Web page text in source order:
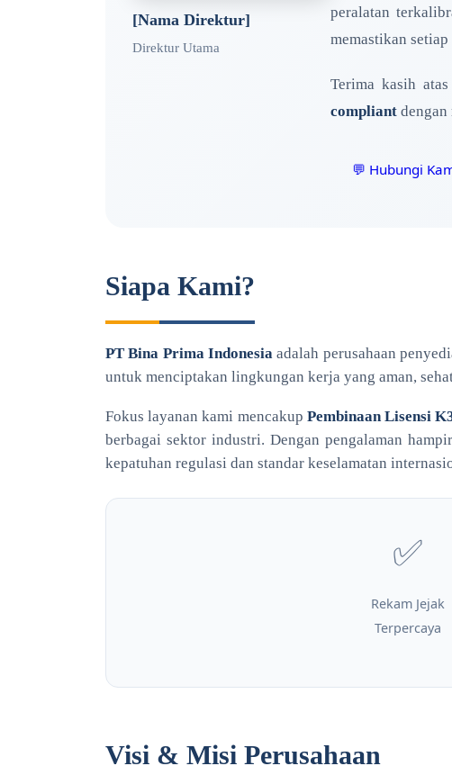
[Nama Direktur]
Direktur Utama
peralatan
memastikan
Terima kasih
compliant dengan
💬 Hubungi
Siapa Kami?
PT Bina Prima Indonesiaadalah perusahaan
untuk menciptakan lingkungan kerja yang aman,
Fokus layanan kami mencakup Pembinaan Lisensi
berbagai sektor industri. Dengan pengalaman
kepatuhan regulasi dan standar keselamatan
✅
Rekam Jejak
Terpercaya
Visi & Misi Perusahaan